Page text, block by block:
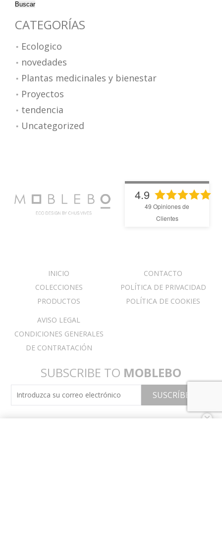
Buscar
CATEGORÍAS
Ecologico
novedades
Plantas medicinales y bienestar
Proyectos
tendencia
Uncategorized
4.9
49 Opiniones de
Clientes
INICIO
COLECCIONES
PRODUCTOS
CONTACTO
POLÍTICA DE PRIVACIDAD
POLÍTICA DE COOKIES
AVISO LEGAL
CONDICIONES GENERALES
DE CONTRATACIÓN
SUBSCRIBE TO MOBLEBO